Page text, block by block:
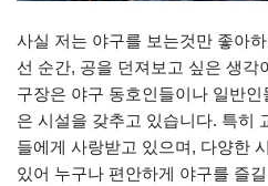
사실 저는 야구를 보는것만 좋아
선 순간, 공을 던져보고 싶은 생각
구장은 야구 동호인들이나 일반
은 시설을 갖추고 있습니다. 특히
들에게 사랑받고 있으며, 다양한
있어 누구나 편안하게 야구를 즐